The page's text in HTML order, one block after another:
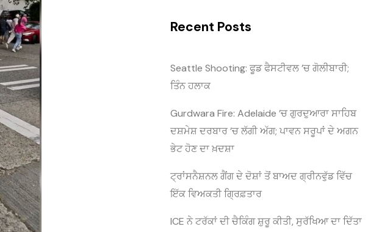
Recent Posts
Seattle Shooting: ਫੂਡ ਫੈਸਟੀਵਲ ’ਚ ਗੋਲੀਬਾਰੀ;
ਤਿੰਨ ਹਲਾਕ
Gurdwara Fire: Adelaide ’ਚ ਗੁਰਦੁਆਰਾ ਸਾਹਿਬ
ਦਸ਼ਮੇਸ਼ ਦਰਬਾਰ ’ਚ ਲੱਗੀ ਅੱਗ; ਪਾਵਨ ਸਰੂਪਾਂ ਦੇ ਅਗਨ
ਭੇਟ ਹੋਣ ਦਾ ਖ਼ਦਸ਼ਾ
ਟ੍ਰਾਂਸਨੈਸ਼ਨਲ ਗੈਂਗ ਦੇ ਦੋਸ਼ਾਂ ਤੋਂ ਬਾਅਦ ਗ੍ਰੀਨਵੁੱਡ ਵਿੱਚ
ਇੱਕ ਵਿਅਕਤੀ ਗ੍ਰਿਫ਼ਤਾਰ
ICE ਨੇ ਟਰੱਕਾਂ ਦੀ ਚੈਕਿੰਗ ਸ਼ੁਰੂ ਕੀਤੀ, ਸੁਰੱਖਿਆ ਦਾ ਦਿੱਤਾ